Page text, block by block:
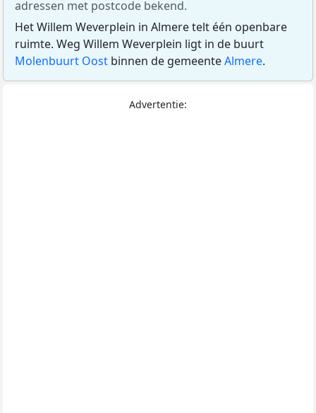
adressen met postcode bekend.
Het Willem Weverplein in Almere telt één openbare
ruimte. Weg Willem Weverplein ligt in de buurt
Molenbuurt Oost binnen de gemeenteAlmere.
Advertentie: